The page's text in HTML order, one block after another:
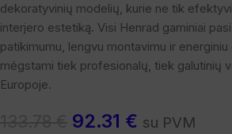
dekoratyvinių modelių, kurie ne tik
interjero estetiką. Visi Henrad gaminiai
patikimumu, lengvu montavimu ir
mėgstami tiek profesionalų, tiek galutinių
Europoje.
92.31 € su PVM